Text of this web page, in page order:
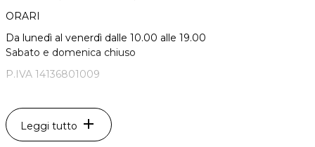
ORARI
Da lunedì al venerdì dalle 10.00 alle 19.00
Sabato e domenica chiuso
P.IVA 14136801009
acquisto scrivi a posta@sharinapp.com.
Leggi tutto add